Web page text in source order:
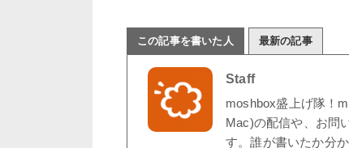
この記事を書いた人 最新の記事
Staff
moshbox盛上げ隊！
Mac)の配信や、お問
す。誰が書いたか分